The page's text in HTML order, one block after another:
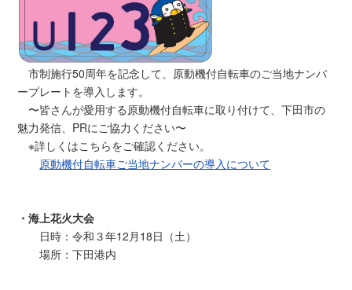
市制施行50周年を記念して、原動機付自転車のご当地ナンバ
ープレートを導入します。
〜皆さんが愛用する原動機付自転車に取り付けて、下田市の
魅力発信、PRにご協力ください〜
※詳しくはこちらをご確認ください。
原動機付自転車ご当地ナンバーの導入について
・海上花火大会
日時：令和３年12月18日（土）
場所：下田港内